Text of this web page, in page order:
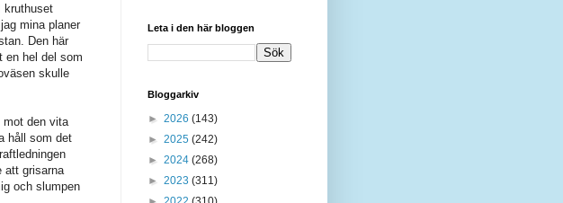
kruthuset
mina planer
Den här
en hel del som
skulle
mot den vita
håll som det
att grisarna
och slumpen
Leta i den här bloggen
Bloggarkiv
► 2026 (143)
► 2025 (242)
► 2024 (268)
► 2023 (311)